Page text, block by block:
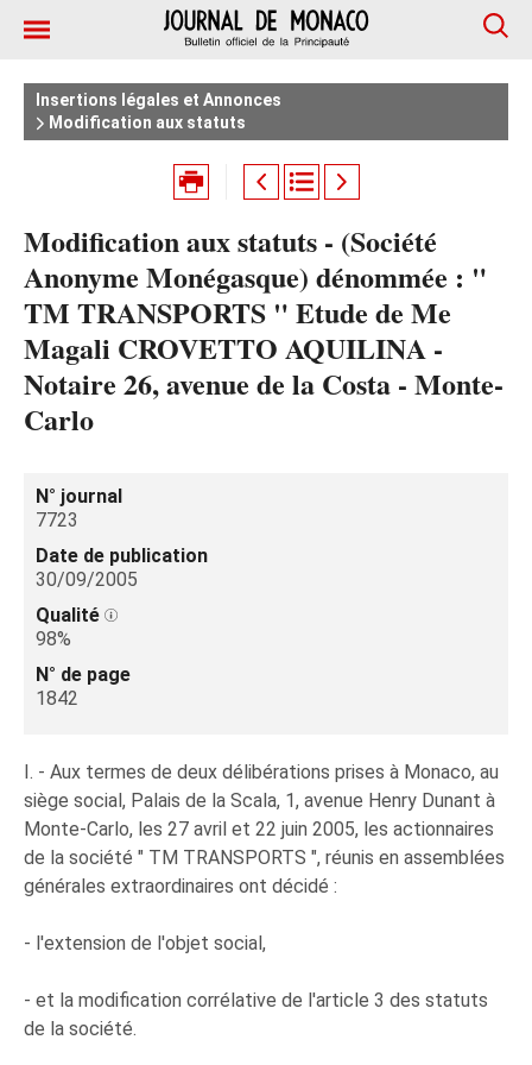
Insertions légales et Annonces
Modification aux statuts
Modification aux statuts - (Société
Anonyme Monégasque) dénommée : "
TM TRANSPORTS " Etude de Me
Magali CROVETTO AQUILINA -
Notaire 26, avenue de la Costa - Monte-
Carlo
N° journal
7723
Date de publication
30/09/2005
Qualité
98%
N° de page
1842
I. - Aux termes de deux délibérations prises à Monaco, au
siège social, Palais de la Scala, 1, avenue Henry Dunant à
Monte-Carlo, les 27 avril et 22 juin 2005, les actionnaires
de la société " TM TRANSPORTS ", réunis en assemblées
générales extraordinaires ont décidé :
- l'extension de l'objet social,
- et la modification corrélative de l'article 3 des statuts
de la société.